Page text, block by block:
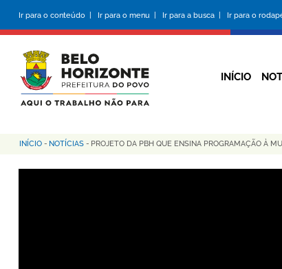
conteúdo
principal
Ir para o conteúdo | Ir para o menu | Ir para a busca | Ir para o
INÍCIO
Trilha
de
INÍCIO - NOTÍCIAS - PROJETO DA PBH QUE ENSINA PROGRAMAÇÃO À